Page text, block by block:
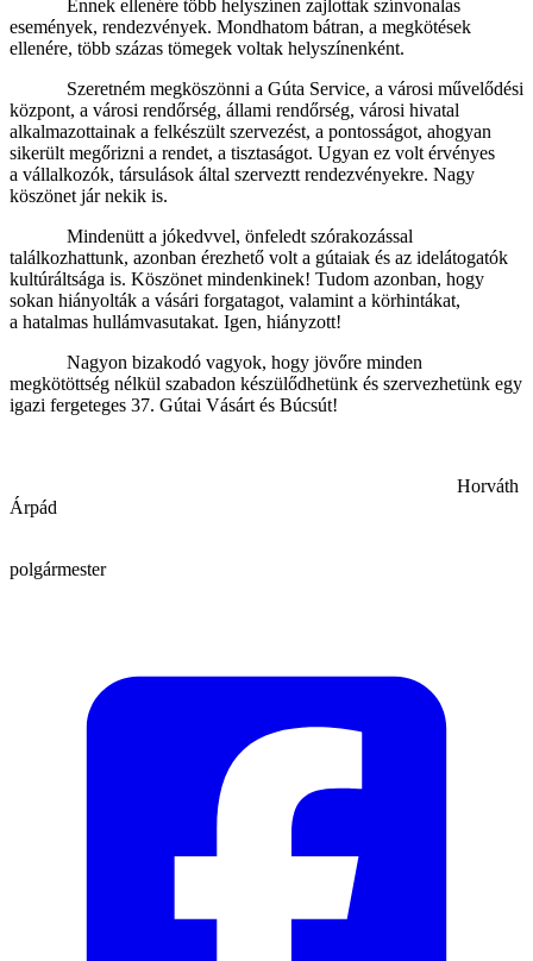
Ennek ellenére több helyszínen zajlottak színvonalas
események, rendezvények. Mondhatom bátran, a megkötések
ellenére, több százas tömegek voltak helyszínenként.
Szeretném megköszönni a Gúta Service, a városi művelődési
központ, a városi rendőrség, állami rendőrség, városi hivatal
alkalmazottainak a felkészült szervezést, a pontosságot, ahogyan
sikerült megőrizni a rendet, a tisztaságot. Ugyan ez volt érvényes
a vállalkozók, társulások által szerveztt rendezvényekre. Nagy
köszönet jár nekik is.
Mindenütt a jókedvvel, önfeledt szórakozással
találkozhattunk, azonban érezhető volt a gútaiak és az idelátogatók
kultúráltsága is. Köszönet mindenkinek! Tudom azonban, hogy
sokan hiányolták a vásári forgatagot, valamint a körhintákat,
a hatalmas hullámvasutakat. Igen, hiányzott!
Nagyon bizakodó vagyok, hogy jövőre minden
megkötöttség nélkül szabadon készülődhetünk és szervezhetünk egy
igazi fergeteges 37. Gútai Vásárt és Búcsút!
Horváth
Árpád
polgármester